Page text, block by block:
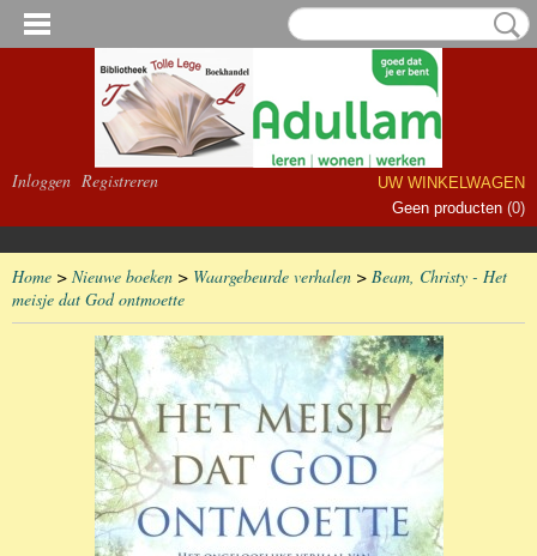
Inloggen Registreren
UW WINKELWAGEN
Geen producten (0)
Home > Nieuwe boeken > Waargebeurde verhalen > Beam, Christy - Het
meisje dat God ontmoette